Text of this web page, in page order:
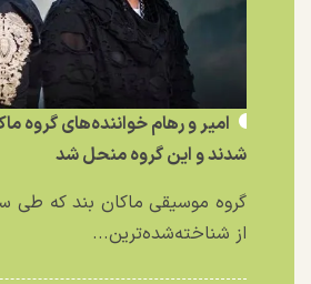
امیر و رهام خواننده‌های گروه
شدند و این گروه منحل شد
گروه موسیقی ماکان بند که طی
از شناخته‌شده‌ترین...